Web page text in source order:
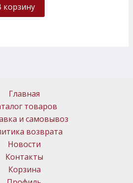
корзину
Главная
товаров
и самовывоз
возврата
Новости
Контакты
Корзина